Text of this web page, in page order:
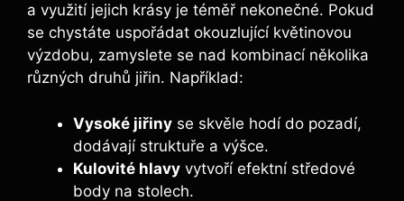
a využití jejich krásy je téměř nekonečné. Pokud
se chystáte uspořádat okouzlující květinovou
výzdobu, zamyslete se nad kombinací několika
různých druhů jiřin. Například:
Vysoké jiřiny se skvěle hodí do pozadí,
dodávají struktuře a výšce.
Kulovité hlavy vytvoří efektní středové
body na stolech.